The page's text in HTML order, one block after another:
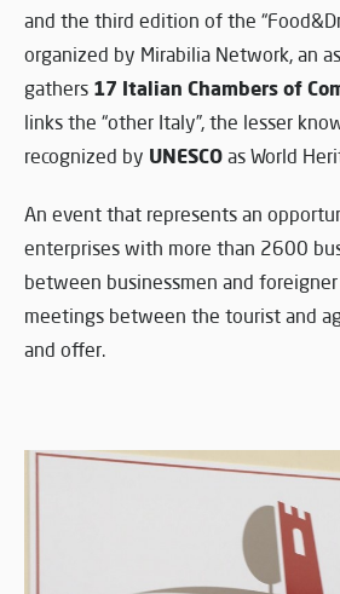
and the third edition of the
organized by Mirabilia Network, an
gathers 17 Italian Chambers of
links the “other Italy”, the lesser
recognized by UNESCO as World
An event that represents an
enterprises with more than 2600
between businessmen and
meetings between the tourist and
and offer.